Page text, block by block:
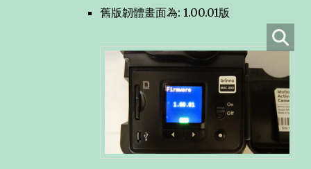
舊版韌體畫面為: 1.00.01版